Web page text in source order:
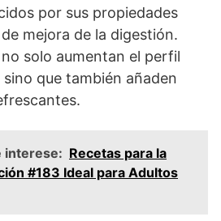
por sus propiedades
mejora de la digestión.
solo aumentan el perfil
que también añaden
interese: Recetas para la
#183 Ideal para Adultos